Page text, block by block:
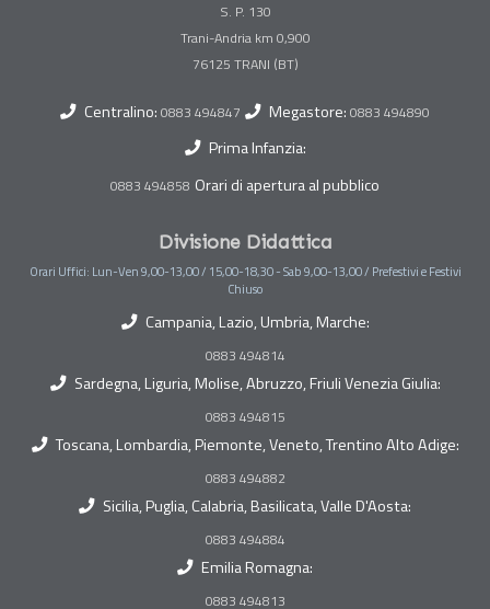
S. P. 130
Trani-Andria km 0,900
Centralino: 0883 494847 Megastore: 0883 494890
Prima Infanzia:
0883 494858 Orari di apertura al pubblico
Divisione Didattica
Orari Uffici: Lun-Ven 9,00-13,00 / 15,00-18,30 - Sab 9,00-13,00 / Prefestivi e Festivi
Chiuso
Campania, Lazio, Umbria, Marche:
0883 494814
Sardegna, Liguria, Molise, Abruzzo, Friuli Venezia Giulia:
0883 494815
Toscana, Lombardia, Piemonte, Veneto, Trentino Alto Adige:
0883 494882
Sicilia, Puglia, Calabria, Basilicata, Valle D'Aosta:
0883 494884
Emilia Romagna:
0883 494813